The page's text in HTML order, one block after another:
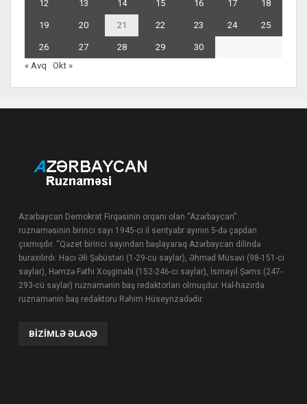
12 13 14 15 16 17 18
19 20 21 22 23 24 25
26 27 28 29
30
« Avq
Okt »
Azərbaycan Demokrat Firqəsinin orqanı olan “Azərbaycan”
ruznaməsinin birinci sayı 1945-ci il sentyabr ayının 5-də çapdan
çıxmışdır. “Qəzet birinci sayından başlayaraq Azərbaycan dilində
buraxılırdı. Hacı Əli Şəbüstəri (1-29-cu saylar), Əhməd Müsəvi (98-151-ci
saylar), Həmzə Fəthi Xoşginabi (152-246-cı saylar), İsmayıl Şəms (247-
293-cü saylar) ruznamənin baş redaktorları olmuşdur. Hal-hazırda
ruznamənin baş redaktoru Rəhim Hüseynzadədir.
BIZIMLƏ ƏLAQƏ